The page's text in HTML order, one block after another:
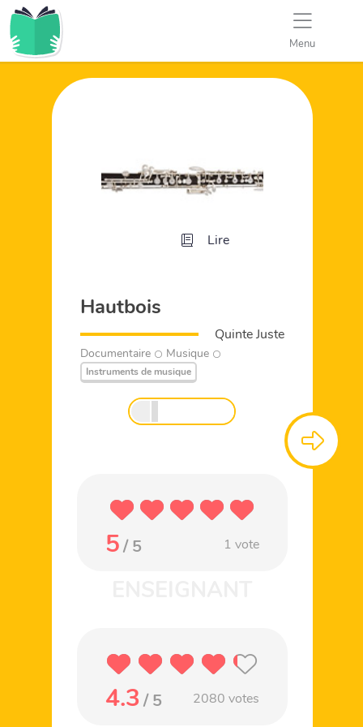
Menu
Lire
Hautbois
Quinte Juste
Documentaire Musique
Instruments de musique
5/ 5 1 vote
4.3 / 5 2080 votes